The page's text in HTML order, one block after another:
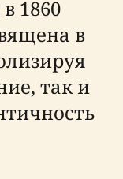
1860
в
так и